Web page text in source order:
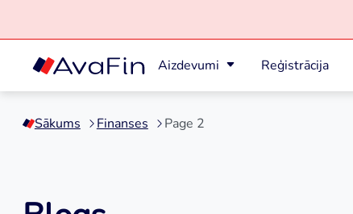
Skip
content
Aizdevumi Reģistrācija
Sākums Finanses Page 2